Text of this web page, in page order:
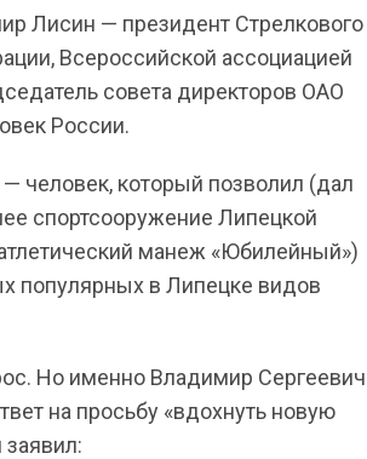
Лисин — президент Стрелкового
Всероссийской ассоциацией
совета директоров ОАО
России.
человек, который позволил (дал
спортсооружение Липецкой
манеж «Юбилейный»)
популярных в Липецке видов
Но именно Владимир Сергеевич
на просьбу «вдохнуть новую